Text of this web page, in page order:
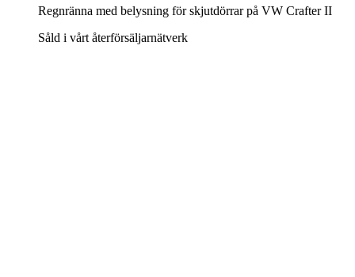
Regnränna med belysning för skjutdörrar på VW Crafter II
Såld i vårt återförsäljarnätverk